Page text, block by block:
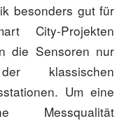
besonders gut für
City-Projekten
die Sensoren nur
klassischen
Um eine
Messqualität